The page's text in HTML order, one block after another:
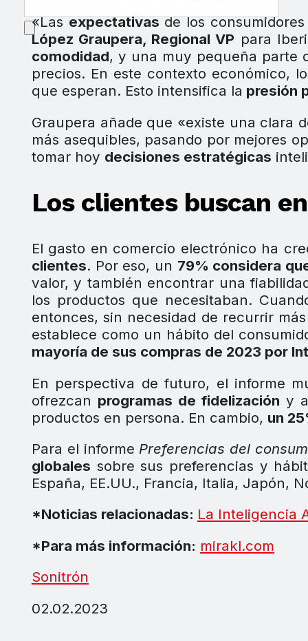
«Lasexpectativasde los
López Graupera, Regional VP para
comodidad, y una muy pequeña parte
precios. En este contexto económico,
que esperan. Esto intensifica la presión
Graupera añade que «existe una clara
más asequibles, pasando por mejores
tomar hoy decisiones estratégicas
Los clientes buscan
El gasto en comercio electrónico ha
clientes. Por eso, un 79% considera
valor, y también encontrar una
los productos que necesitaban.
entonces, sin necesidad de recurrir
establece como un hábito del
mayoría de sus compras de 2023 por
En perspectiva de futuro, el informe
ofrezcan programas de fidelización y
productos en persona. En cambio, un
Para el informe Preferencias del
globales sobre sus preferencias y
España, EE.UU., Francia, Italia, Japón,
*Noticias relacionadas: La Inteligencia
*Para más información: mirakl.com
Sonitrón
02.02.2023